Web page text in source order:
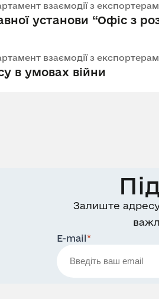
взаємодії з
установи “Офіс з
взаємодії з
в умовах війни
Залиште
E-mail*